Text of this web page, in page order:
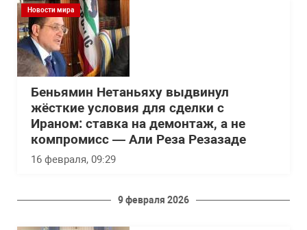
Новости мира
Беньямин Нетаньяху выдвинул
жёсткие условия для сделки с
Ираном: ставка на демонтаж, а не
компромисс — Али Реза Резазаде
16 февраля, 09:29
9 февраля 2026